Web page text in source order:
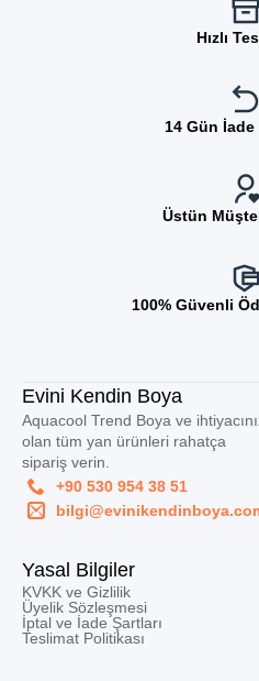
Hızlı
14 Gün
Üstün
100% Güvenli
Evini Kendin Boya
Aquacool Trend Boya ve
olan tüm yan ürünleri rahatça
sipariş verin.
+90 530 954 38 51
Yasal Bilgiler
KVKK ve Gizlilik
Üyelik Sözleşmesi
İptal ve İade Şartları
Teslimat Politikası